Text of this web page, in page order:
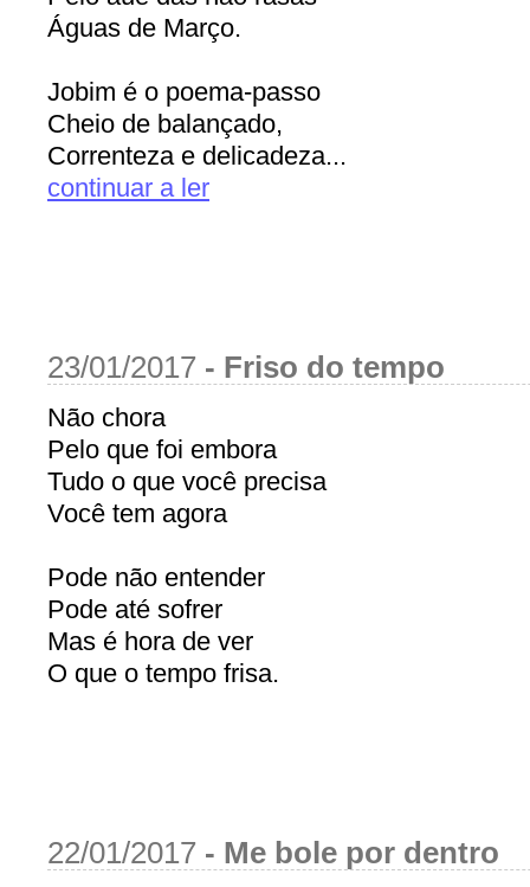
Águas de Março.
Jobim é o poema-passo
Cheio de balançado,
Correnteza e delicadeza...
continuar a ler
23/01/2017 - Friso do tempo
Não chora
Pelo que foi embora
Tudo o que você precisa
Você tem agora
Pode não entender
Pode até sofrer
Mas é hora de ver
O que o tempo frisa.
22/01/2017 - Me bole por dentro